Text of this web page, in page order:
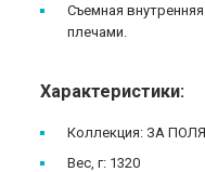
Съемная
плечами.
Характеристики:
Коллекция: ЗА
Вес, г: 1320